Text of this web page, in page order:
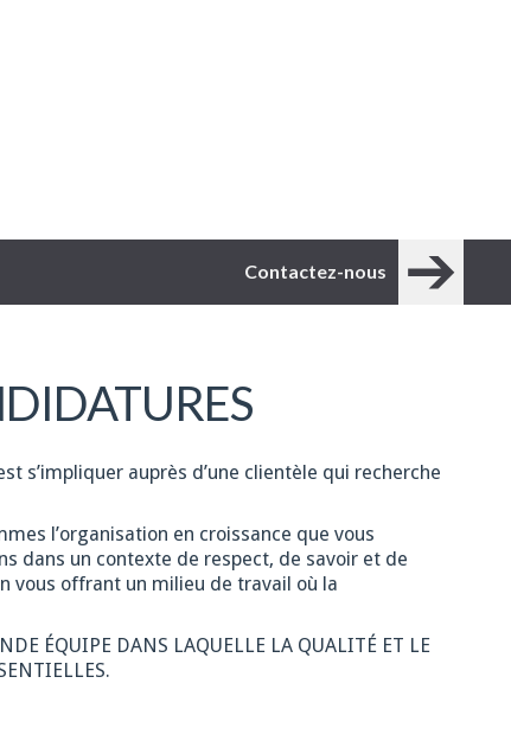
Contactez-nous
s’impliquer auprès d’une clientèle qui recherche
l’organisation en croissance que vous
dans un contexte de respect, de savoir et de
vous offrant un milieu de travail où la
ÉQUIPE DANS LAQUELLE LA QUALITÉ ET LE